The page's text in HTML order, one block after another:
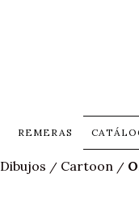
REMERAS
Dibujos / Cartoon /